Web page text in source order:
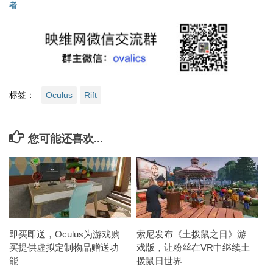
者
标签： Oculus Rift
您可能还喜欢...
即买即送，Oculus为游戏购
买提供虚拟定制物品赠送功
能
索尼发布《土拨鼠之日》游
戏版，让粉丝在VR中继续土
拨鼠日世界